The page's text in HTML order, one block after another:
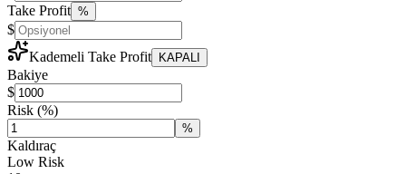
Take Profit %
$
Kademeli Take Profit KAPALI
Bakiye
$
Risk (%)
%
Kaldıraç
Low Risk